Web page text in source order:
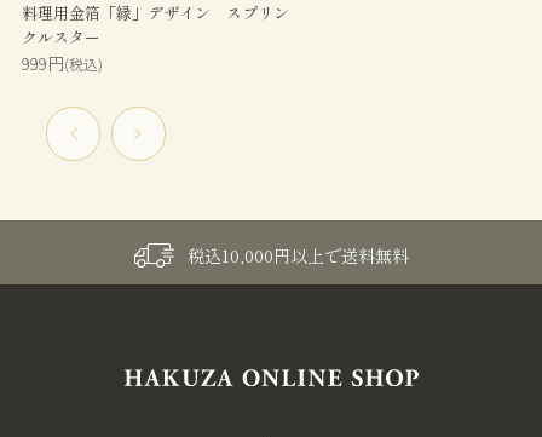
料理用金箔「縁」デザイン スプリン
クルスター
999円(税込)
税込10,000円以上で送料無料